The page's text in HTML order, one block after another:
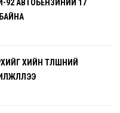
АВТОБЕНЗИНИЙ 17
ХИЙН ТҮЛШНИЙ